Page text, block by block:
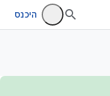
היכנס